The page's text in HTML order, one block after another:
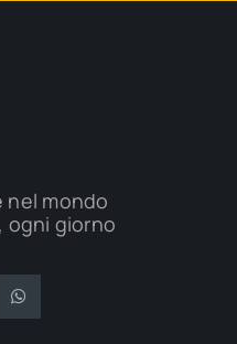
nel mondo
, ogni giorno